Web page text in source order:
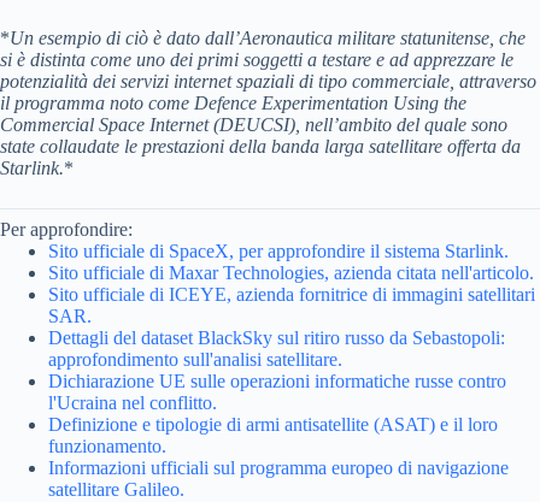
*Un esempio di ciò è dato dall’Aeronautica militare statunitense, che
si è distinta come uno dei primi soggetti a testare e ad apprezzare le
potenzialità dei servizi internet spaziali di tipo commerciale, attraverso
il programma noto come Defence Experimentation Using the
Commercial Space Internet (DEUCSI), nell’ambito del quale sono
state collaudate le prestazioni della banda larga satellitare offerta da
Starlink.*
Per approfondire:
Sito ufficiale di SpaceX, per approfondire il sistema Starlink.
Sito ufficiale di Maxar Technologies, azienda citata nell'articolo.
Sito ufficiale di ICEYE, azienda fornitrice di immagini satellitari
SAR.
Dettagli del dataset BlackSky sul ritiro russo da Sebastopoli:
approfondimento sull'analisi satellitare.
Dichiarazione UE sulle operazioni informatiche russe contro
l'Ucraina nel conflitto.
Definizione e tipologie di armi antisatellite (ASAT) e il loro
funzionamento.
Informazioni ufficiali sul programma europeo di navigazione
satellitare Galileo.